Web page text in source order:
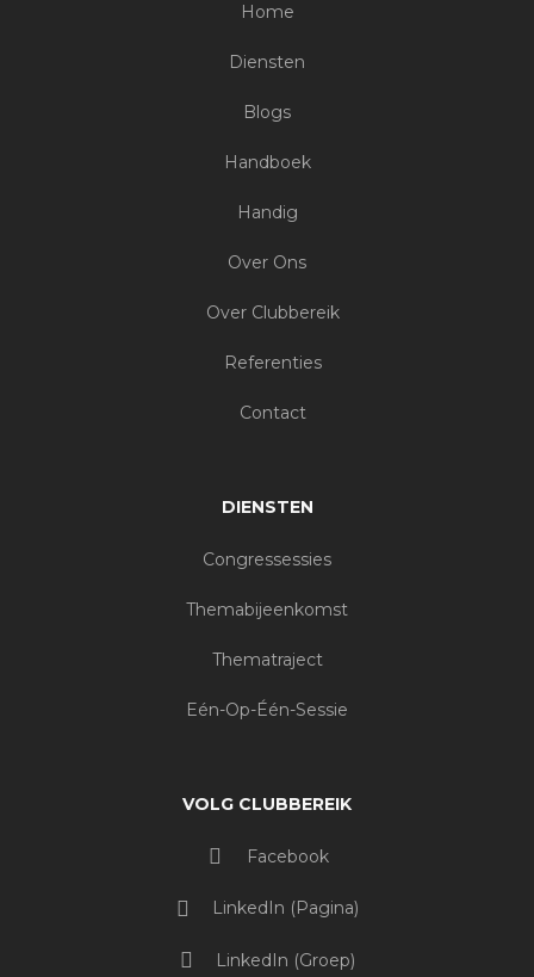
Home
Diensten
Blogs
Handboek
Handig
Over Ons
Over Clubbereik
Referenties
Contact
DIENSTEN
Congressessies
Themabijeenkomst
Thematraject
Eén-Op-Één-Sessie
VOLG CLUBBEREIK
Facebook
LinkedIn (pagina)
LinkedIn (groep)